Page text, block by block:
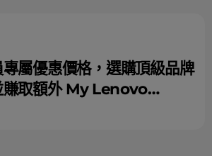
屬優惠價格，選購頂級品牌
賺取額外 My Lenovo
積分！